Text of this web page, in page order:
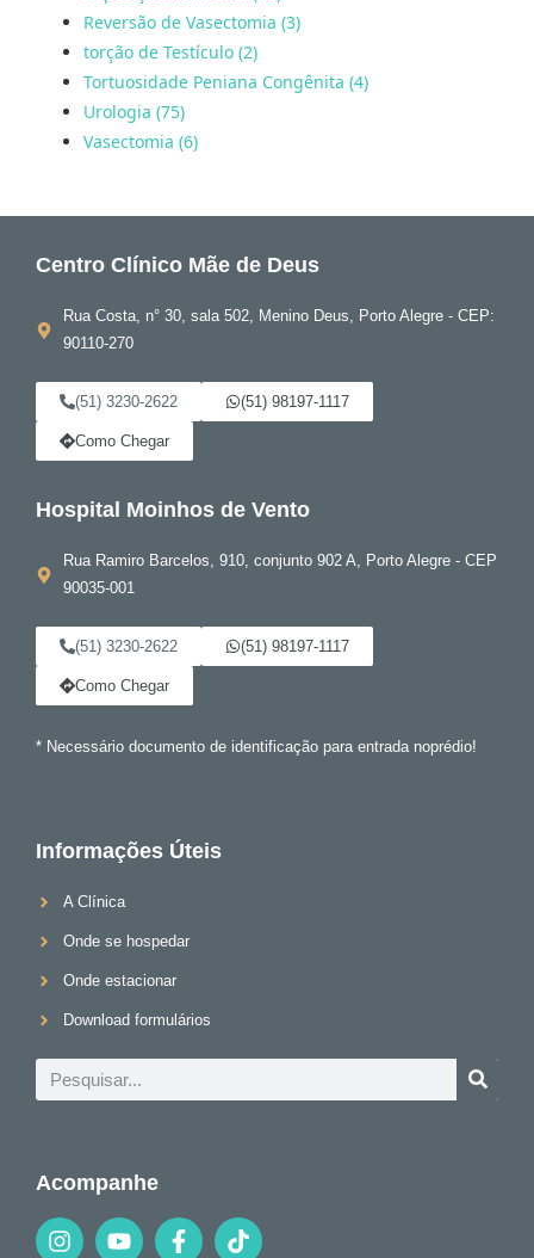
Reversão de Vasectomia (3)
torção de Testículo (2)
Tortuosidade Peniana Congênita (4)
Urologia (75)
Vasectomia (6)
Centro Clínico Mãe de Deus
Rua Costa, n° 30, sala 502, Menino Deus, Porto Alegre - CEP:
90110-270
(51) 3230-2622 (51) 98197-1117
Como Chegar
Hospital Moinhos de Vento
Rua Ramiro Barcelos, 910, conjunto 902 A, Porto Alegre - CEP
90035-001
(51) 3230-2622 (51) 98197-1117
Como Chegar
* Necessário documento de identificação para entrada noprédio!
Informações Úteis
A Clínica
Onde se hospedar
Onde estacionar
Download formulários
Acompanhe